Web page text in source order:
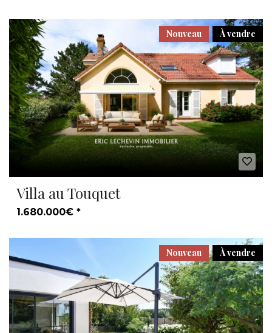
À vendre
Nouveau
Villa au Touquet
1.680.000€ *
À vendre
Nouveau